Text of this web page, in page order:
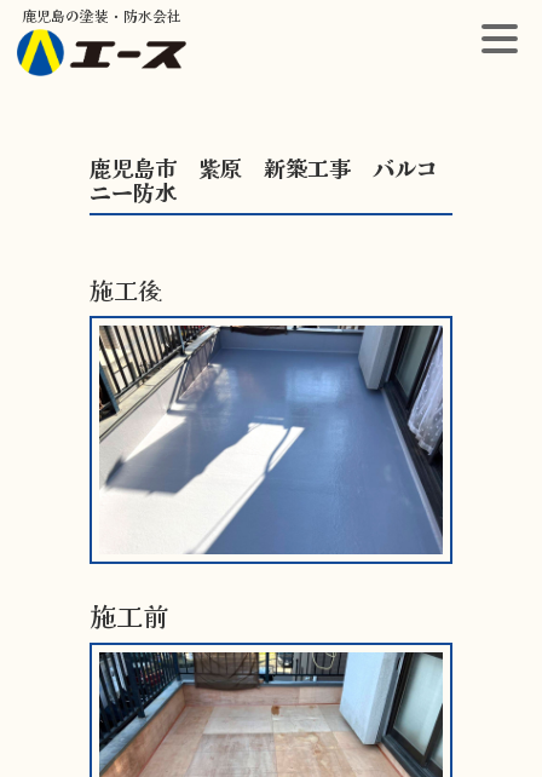
鹿児島の塗装・防水会社
鹿児島市 紫原 新築工事 バルコ
ニー防水
施工後
施工前